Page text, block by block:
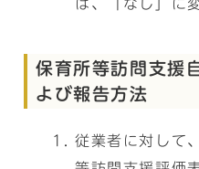
は、「なし」に
保育所等訪問支援
よび報告方法
従業者に対して